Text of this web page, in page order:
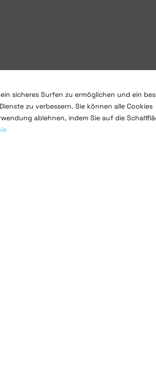
sicheres Surfen zu ermöglichen und ein
zu verbessern. Sie können alle Cookies
ablehnen, indem Sie auf die